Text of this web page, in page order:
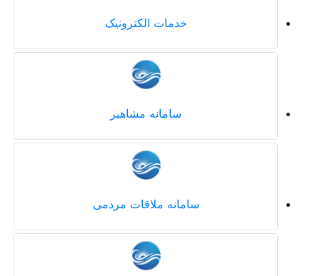
خدمات الکترونیک
سامانه مشاهیر
سامانه ملاقات مردمی